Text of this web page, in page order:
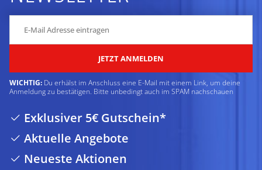
JETZT ANMELDEN
WICHTIG: Du erhälst im Anschluss eine E-Mail mit einem Link, um deine
Anmeldung zu bestätigen. Bitte unbedingt auch im SPAM nachschauen
Exklusiver 5€ Gutschein*
Aktuelle Angebote
Neueste Aktionen